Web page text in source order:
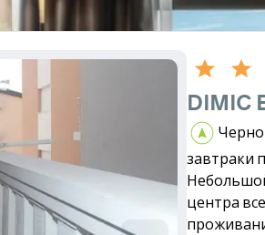
DIMIC
завтраки
центра